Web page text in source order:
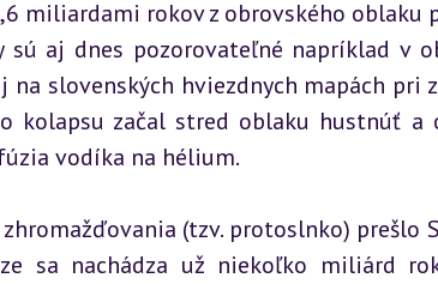
miliardami rokov z obrovského oblaku
sú aj dnes pozorovateľné napríklad v
slovenských hviezdnych mapách pri
kolapsu začal stred oblaku hustnúť a
vodíka na hélium.
(tzv. protoslnko) prešlo
sa nachádza už niekoľko miliárd